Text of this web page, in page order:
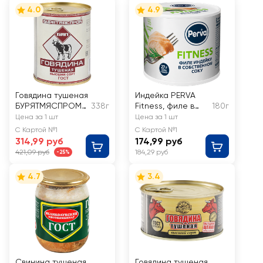
4.0
Говядина тушеная
БУРЯТМЯСПРОМ
высший сорт,
ГОСТ
338г
Цена за 1 шт
С Картой №1
314,99 руб
421,09 руб -25%
4.9
Индейка PERVA
Fitness, филе в
собственном соку
180г
Цена за 1 шт
С Картой №1
174,99 руб
184,29 руб
4.7 3.4